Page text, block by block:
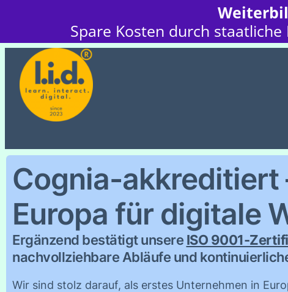
Cognia-akkreditiert
Europa für digitale
Ergänzend bestätigt unsere ISO 9001-
nachvollziehbare Abläufe und
Wir sind stolz darauf, als erstes Unternehmen in
Spare Kosten durch